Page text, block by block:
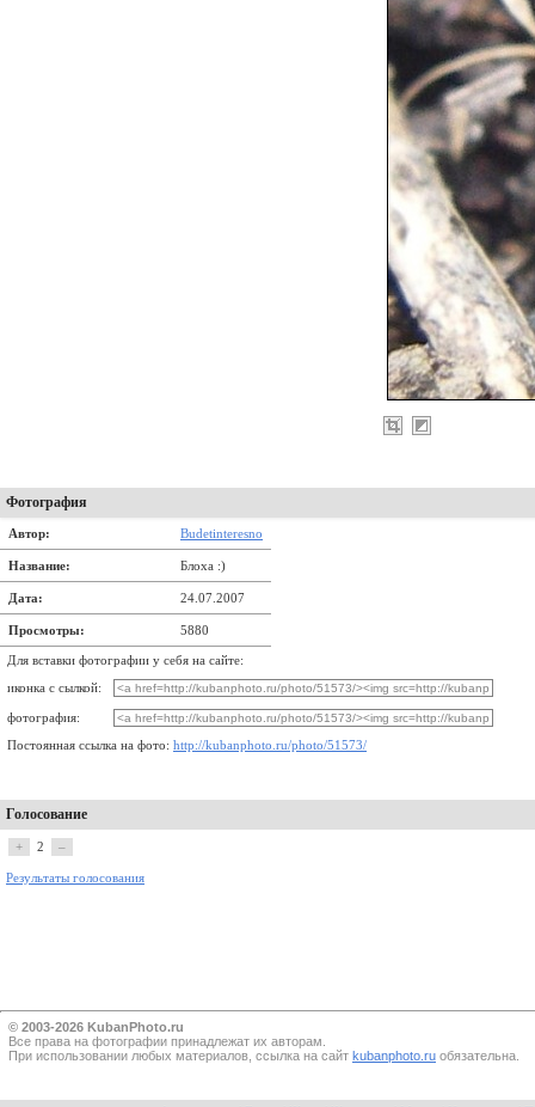
Фотография
Автор: Budetinteresno
Название: Блоха :)
Дата: 24.07.2007
Просмотры: 5880
Для вставки фотографии у себя на сайте:
иконка с сылкой:
фотография:
Постоянная ссылка на фото: http://kubanphoto.ru/photo/51573/
Голосование
+ 2 –
Результаты голосования
© 2003-2026 KubanPhoto.ru
Все прaва на фотографии принадлежат их авторам.
При использовании любых материалов, ссылка на сайт kubanphoto.ru обязательна.